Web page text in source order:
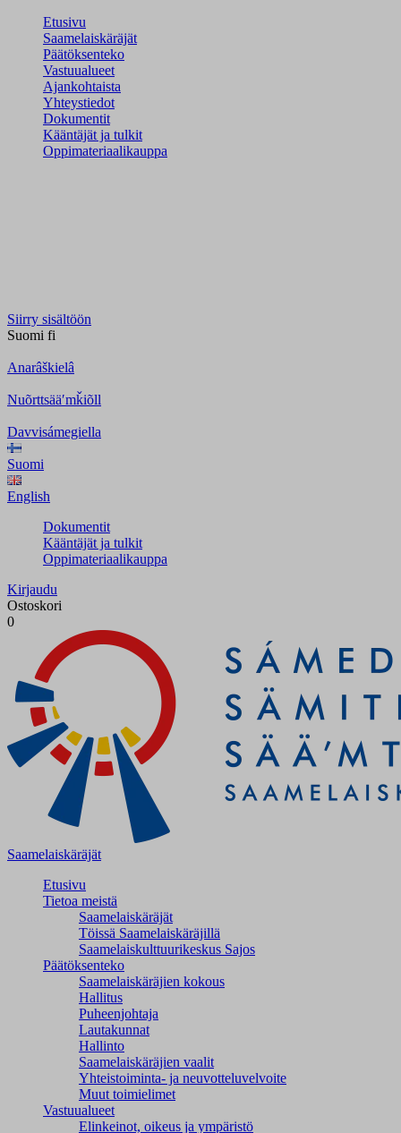
Etusivu
Saamelaiskäräjät
Päätöksenteko
Vastuualueet
Ajankohtaista
Yhteystiedot
Dokumentit
Kääntäjät ja tulkit
Oppimateriaalikauppa
Siirry sisältöön
Suomi fi
Anarâškielâ
Nuõrttsääʹmǩiõll
Davvisámegiella
Suomi
English
Dokumentit
Kääntäjät ja tulkit
Oppimateriaalikauppa
Kirjaudu
Ostoskori
0
Saamelaiskäräjät
Etusivu
Tietoa meistä
Saamelaiskäräjät
Töissä Saamelaiskäräjillä
Saamelaiskulttuuri­keskus Sajos
Päätöksenteko
Saamelaiskäräjien kokous
Hallitus
Puheenjohtaja
Lautakunnat
Hallinto
Saamelaiskäräjien vaalit
Yhteistoiminta- ja neuvotteluvelvoite
Muut toimielimet
Vastuualueet
Elinkeinot, oikeus ja ympäristö